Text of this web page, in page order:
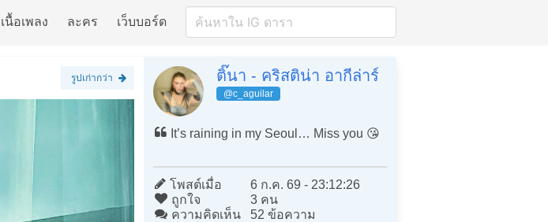
เนื้อเพลง ละคร เว็บบอร์ด
รูปเก่ากว่า ติ๊นา - คริสติน่า อากีล่าร์
@c_aguilar
It’s raining in my Seoul… Miss you 😘
โพสต์เมื่อ
6 ก.ค. 69 - 23:12:26
ถูกใจ
3 คน
ความคิดเห็น
52 ข้อความ